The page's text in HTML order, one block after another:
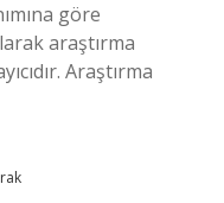
göre
araştırma
Araştırma